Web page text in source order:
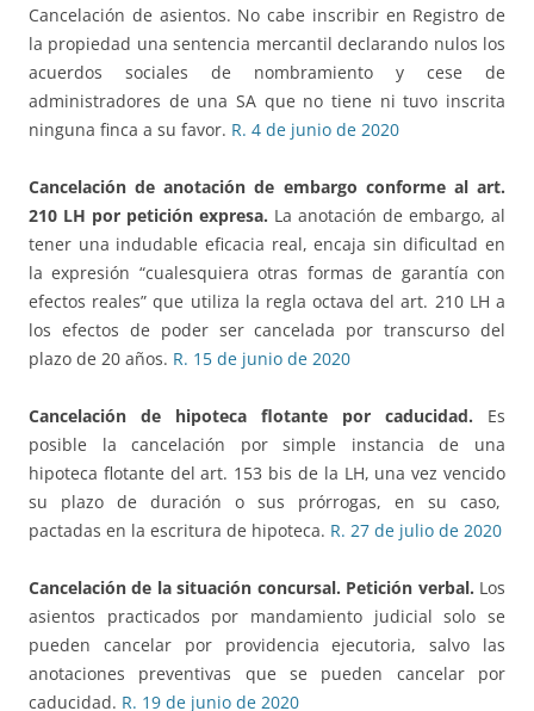
Cancelación de asientos. No cabe inscribir en Registro de
la propiedad una sentencia mercantil declarando nulos los
acuerdos sociales de nombramiento y cese de
administradores de una SA que no tiene ni tuvo inscrita
ninguna finca a su favor. R. 4 de junio de 2020
Cancelación de anotación de embargo conforme al art.
210 LH por petición expresa. La anotación de embargo, al
tener una indudable eficacia real, encaja sin dificultad en
la expresión “cualesquiera otras formas de garantía con
efectos reales” que utiliza la regla octava del art. 210 LH a
los efectos de poder ser cancelada por transcurso del
plazo de 20 años. R. 15 de junio de 2020
Cancelación de hipoteca flotante por caducidad. Es
posible la cancelación por simple instancia de una
hipoteca flotante del art. 153 bis de la LH, una vez vencido
su plazo de duración o sus prórrogas, en su caso,
pactadas en la escritura de hipoteca. R. 27 de julio de 2020
Cancelación de la situación concursal. Petición verbal. Los
asientos practicados por mandamiento judicial solo se
pueden cancelar por providencia ejecutoria, salvo las
anotaciones preventivas que se pueden cancelar por
caducidad. R. 19 de junio de 2020